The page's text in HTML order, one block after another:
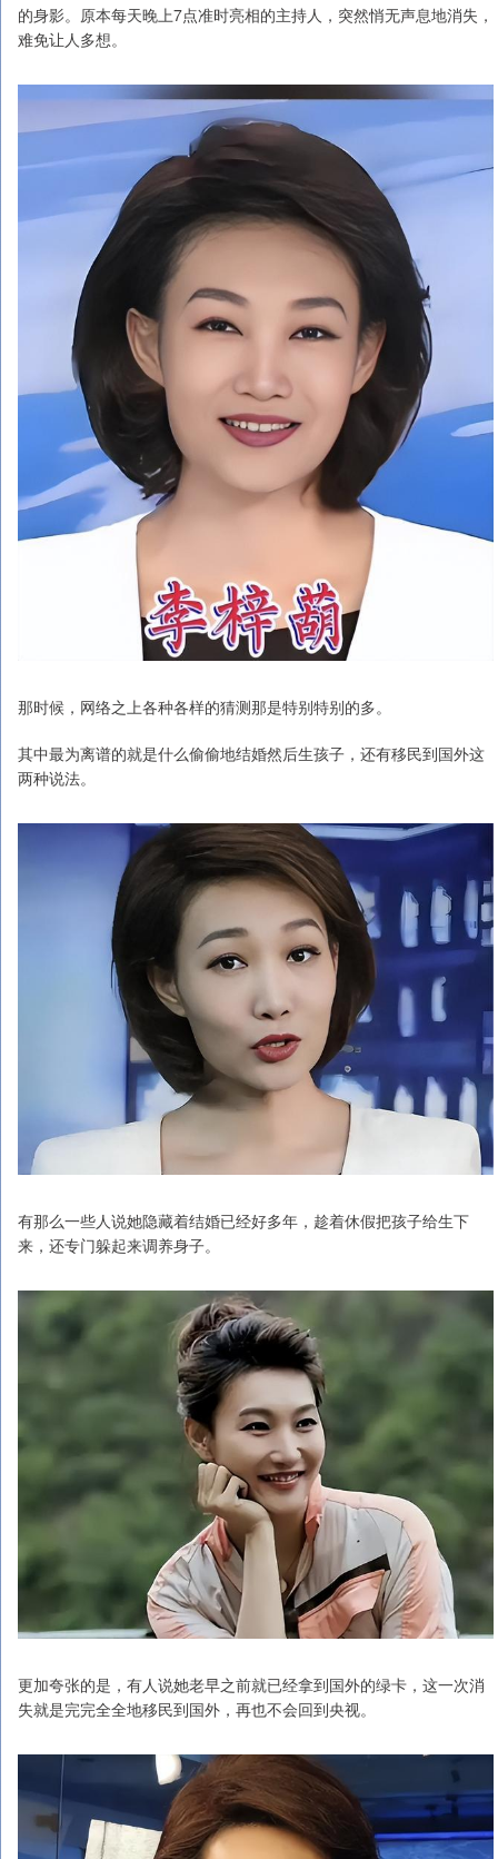
的身影。原本每天晚上7点准时亮相的主持人，突然悄无声息地消失，
难免让人多想。
那时候，网络之上各种各样的猜测那是特别特别的多。
其中最为离谱的就是什么偷偷地结婚然后生孩子，还有移民到国外这
两种说法。
有那么一些人说她隐藏着结婚已经好多年，趁着休假把孩子给生下
来，还专门躲起来调养身子。
更加夸张的是，有人说她老早之前就已经拿到国外的绿卡，这一次消
失就是完完全全地移民到国外，再也不会回到央视。